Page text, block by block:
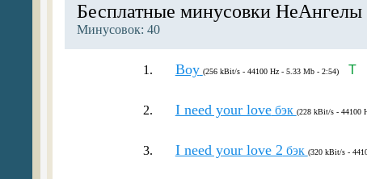
Бесплатные минусовки НеАнгелы
Минусовок: 40
1. Boy (256 kBit/s - 44100 Hz - 5.33 Mb - 2:54) T
2. I need your loveбэк (228 kBit/s - 44100
3. I need your love 2 бэк (320 kBit/s -